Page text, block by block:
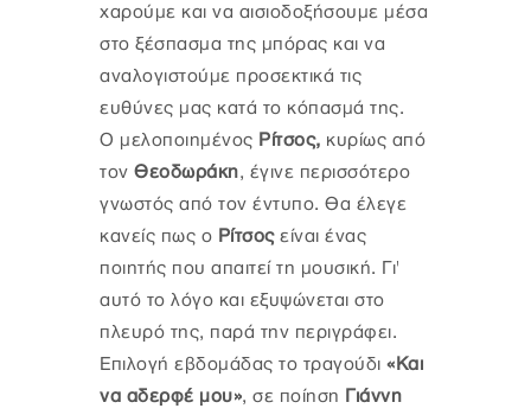
χαρούμε και να αισιοδοξήσουμε μέσα
στο ξέσπασμα της μπόρας και να
αναλογιστούμε προσεκτικά τις
ευθύνες μας κατά το κόπασμά της.
Ο μελοποιημένος Ρίτσος, κυρίως από
τον Θεοδωράκη, έγινε περισσότερο
γνωστός από τον έντυπο. Θα έλεγε
κανείς πως ο Ρίτσοςείναι ένας
ποιητής που απαιτεί τη μουσική. Γι'
αυτό το λόγο και εξυψώνεται στο
πλευρό της, παρά την περιγράφει.
Επιλογή εβδομάδας το τραγούδι «Και
να αδερφέ μου», σε ποίηση Γιάννη